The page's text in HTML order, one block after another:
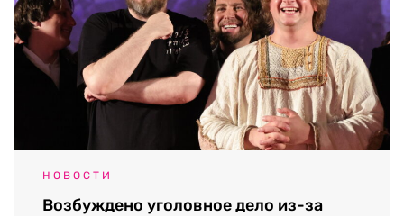
НОВОСТИ
Возбуждено уголовное дело из-за